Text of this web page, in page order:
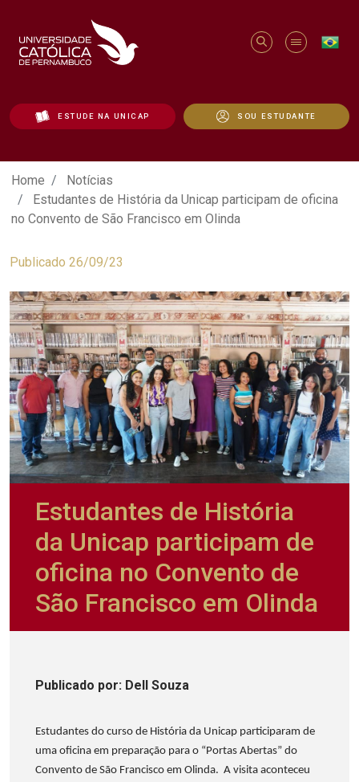
ESTUDE NA UNICAP SOU ESTUDANTE
Estudantes de História da Unicap
Home
Notícias
Estudantes de História da Unicap participam de oficina
no Convento de São Francisco em Olinda
Publicado 26/09/23
Estudantes de História
da Unicap participam de
oficina no Convento de
São Francisco em Olinda
Publicado por: Dell Souza
Estudantes do curso de História da Unicap participaram de
uma oficina em preparação para o “Portas Abertas” do
Convento de São Francisco em Olinda. A visita aconteceu